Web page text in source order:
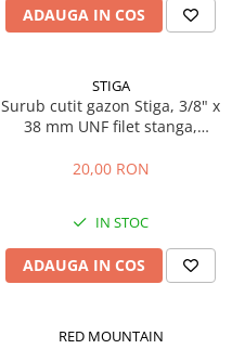
ADAUGA IN COS
STIGA
Surub cutit gazon Stiga, 3/8" x
38 mm UNF filet stanga,
20,00 RON
IN STOC
ADAUGA IN COS
RED MOUNTAIN